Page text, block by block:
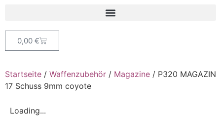
0,00 €
Startseite / Waffenzubehör / Magazine / P320 MAGAZIN
17 Schuss 9mm coyote
Loading...